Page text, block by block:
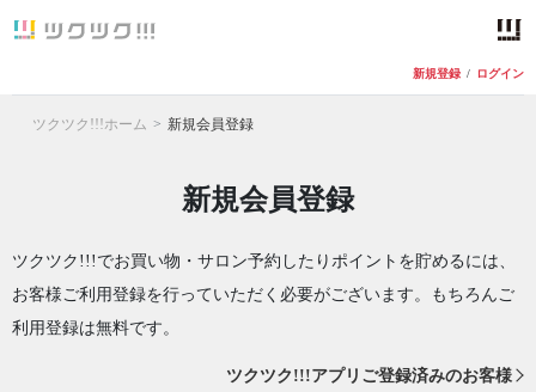
新規登録 / ログイン
ツクツク!!!ホーム 新規会員登録
新規会員登録
ツクツク!!!でお買い物・サロン予約したりポイントを貯めるには、
お客様ご利用登録を行っていただく必要がございます。もちろんご
利用登録は無料です。
ツクツク!!!アプリご登録済みのお客様